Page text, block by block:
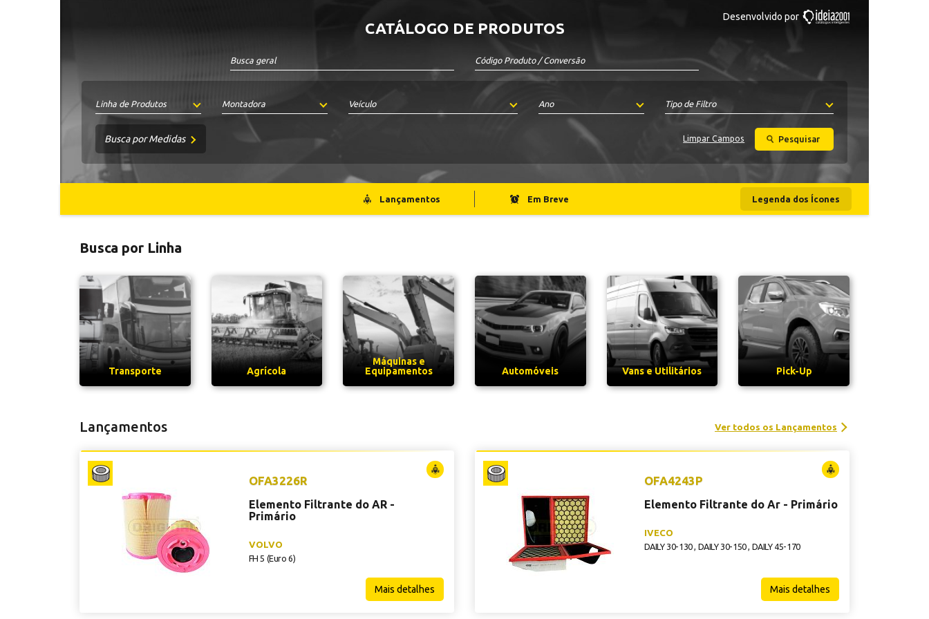
CATÁLOGO DE PRODUTOS
Desenvolvido por
Linha de Produtos Montadora Veículo Ano Tipo de Filtro
Busca por Medidas Rosca Limpar Campos Pesquisar
Lançamentos Em Breve Legenda dos Ícones
Busca por Linha
Transporte Agrícola
Máquinas e
Equipamentos
Automóveis Vans e Utilitários Pick-Up
Lançamentos Ver todos os Lançamentos
OFA3226R
Elemento Filtrante do AR -
Primário
VOLVO
FH 5 (Euro 6)
Mais detalhes
OFA4243P
Elemento Filtrante do Ar - Primário
IVECO
DAILY 30-130 DAILY 30-150 DAILY 45-170
Mais detalhes